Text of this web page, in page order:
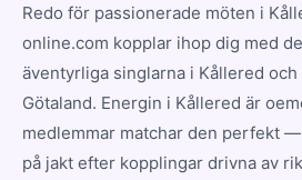
Redo för passionerade möten i
online.com kopplar ihop dig med
äventyrliga singlarna i Kållered och
Götaland. Energin i Kållered är
medlemmar matchar den perfekt
på jakt efter kopplingar drivna av